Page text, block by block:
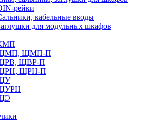
рейки
кабельные вводы
для модульных шкафов
ЩМП-П
ЩВР-П
ЩРН-П